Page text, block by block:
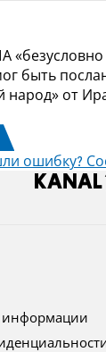
«безусловно
быть
народ» от
ошибку?
информации